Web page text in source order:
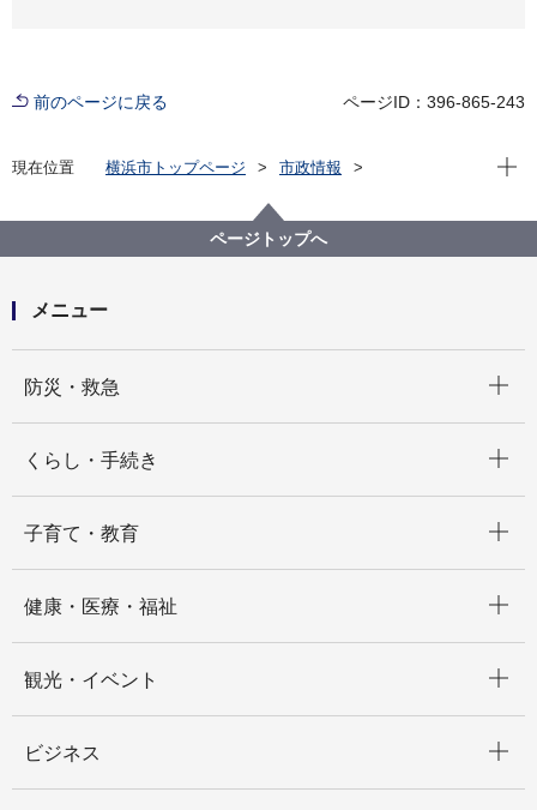
前のページに戻る ページID：396-865-243
現在位置 横浜市トップページ
市政情報
横浜市情報公開・個人情報保護審査会
審査会答申一覧(平成12年度 答申第151号～答申第172
現在
ページトップへ
メニュー
防災・救急
くらし・手続き
子育て・教育
健康・医療・福祉
観光・イベント
ビジネス